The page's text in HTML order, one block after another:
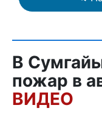
В
пожар в
ВИДЕО